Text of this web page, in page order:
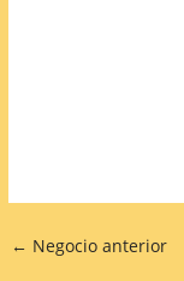
← Negocio anterior